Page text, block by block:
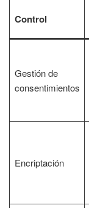
Control
Gestión de
consentimientos
Encriptación